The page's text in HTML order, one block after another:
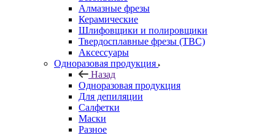
Алмазные фрезы
Керамические
Шлифовщики и полировщики
Твердосплавные фрезы (ТВС)
Аксессуары
Одноразовая продукция
Назад
Одноразовая продукция
Для депиляции
Салфетки
Маски
Разное